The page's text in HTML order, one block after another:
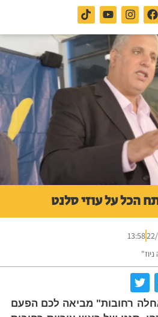
הכל על עוזי סלנט
13:58
רחובות" מביאה לכם הפעם